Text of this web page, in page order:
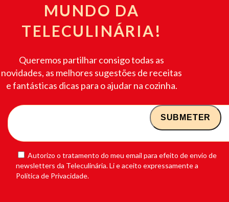
MUNDO DA
TELECULINÁRIA!
Queremos partilhar consigo todas as
novidades, as melhores sugestões de receitas
e fantásticas dicas para o ajudar na cozinha.
Autorizo o tratamento do meu email para efeito de envio de
newsletters da Teleculinária. Li e aceito expressamente a
Política de Privacidade.